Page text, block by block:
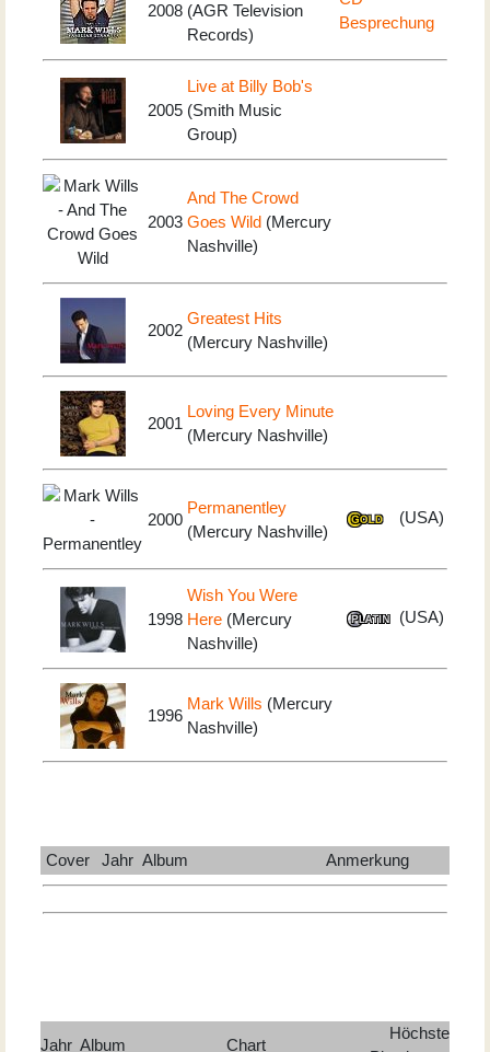
2008 (AGR Television
Records)
Besprechung
2005
Live at Billy Bob's
(Smith Music
Group)
2003
And The Crowd
Goes Wild (Mercury
Nashville)
2002
Greatest Hits
(Mercury Nashville)
2001
Loving Every Minute
(Mercury Nashville)
2000
Permanentley
(Mercury Nashville)
(USA)
1998
Wish You Were
Here (Mercury
Nashville)
(USA)
1996
Mark Wills (Mercury
Nashville)
Cover Jahr Album Anmerkung
Jahr Album Chart
Höchste